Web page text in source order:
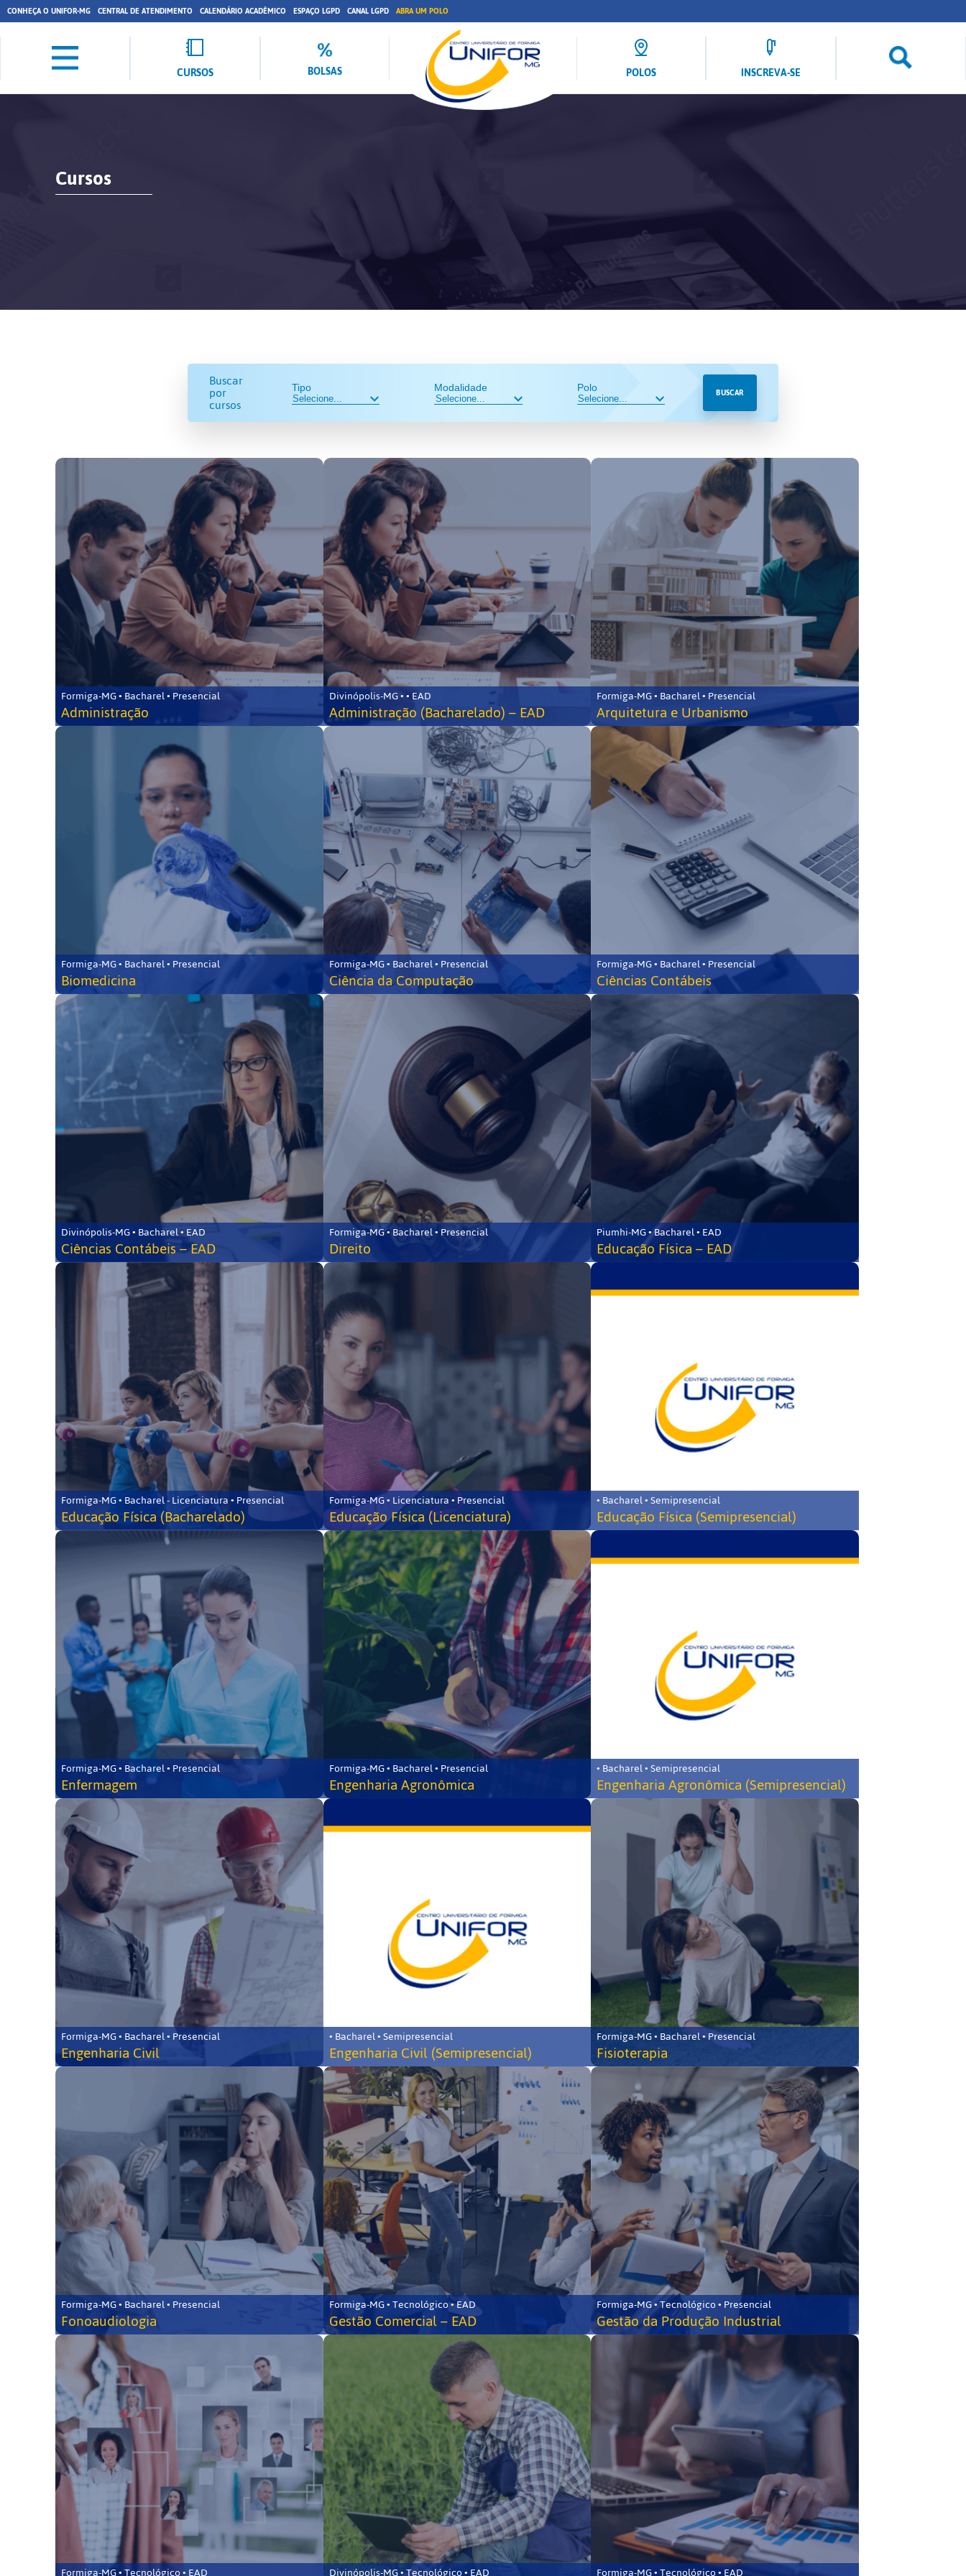
CONHEÇA O UNIFOR-MG CENTRAL DE ATENDIMENTO CALENDÁRIO ACADÊMICO ESPAÇO LGPD CANAL LGPD ABRA UM POLO
CURSOS BOLSAS POLOS INSCREVA-SE
Cursos
Buscar
por
cursos
Tipo Modalidade Polo BUSCAR
Formiga-MG • Bacharel • Presencial
Administração
Divinópolis-MG • • EAD
Administração (Bacharelado) – EAD
Formiga-MG • Bacharel • Presencial
Arquitetura e Urbanismo
Formiga-MG • Bacharel • Presencial
Biomedicina
Formiga-MG • Bacharel • Presencial
Ciência da Computação
Formiga-MG • Bacharel • Presencial
Ciências Contábeis
Divinópolis-MG • Bacharel • EAD
Ciências Contábeis – EAD
Formiga-MG • Bacharel • Presencial
Direito
Piumhi-MG • Bacharel • EAD
Educação Física – EAD
Formiga-MG • Bacharel - Licenciatura • Presencial
Educação Física (Bacharelado)
Formiga-MG • Licenciatura • Presencial
Educação Física (Licenciatura)
• Bacharel • Semipresencial
Educação Física (Semipresencial)
Formiga-MG • Bacharel • Presencial
Enfermagem
Formiga-MG • Bacharel • Presencial
Engenharia Agronômica
• Bacharel • Semipresencial
Engenharia Agronômica (Semipresencial)
Formiga-MG • Bacharel • Presencial
Engenharia Civil
• Bacharel • Semipresencial
Engenharia Civil (Semipresencial)
Formiga-MG • Bacharel • Presencial
Fisioterapia
Formiga-MG • Bacharel • Presencial
Fonoaudiologia
Formiga-MG • Tecnológico • EAD
Gestão Comercial – EAD
Formiga-MG • Tecnológico • Presencial
Gestão da Produção Industrial